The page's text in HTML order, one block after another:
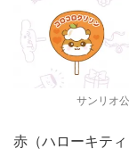
サンリオ
赤（ハローキテ